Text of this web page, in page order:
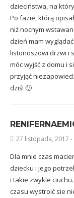
dzieciństwa, na
Po fazie, którą
niż nocnym
dzień mam
listonoszowi drzwi i
móc wyjść z domu i
przyjąć
dziś! 🙂
27 listopada, 2017 -
Dla mnie czas
dziecku i jego
i takie zwykle
czasu wystroić sie